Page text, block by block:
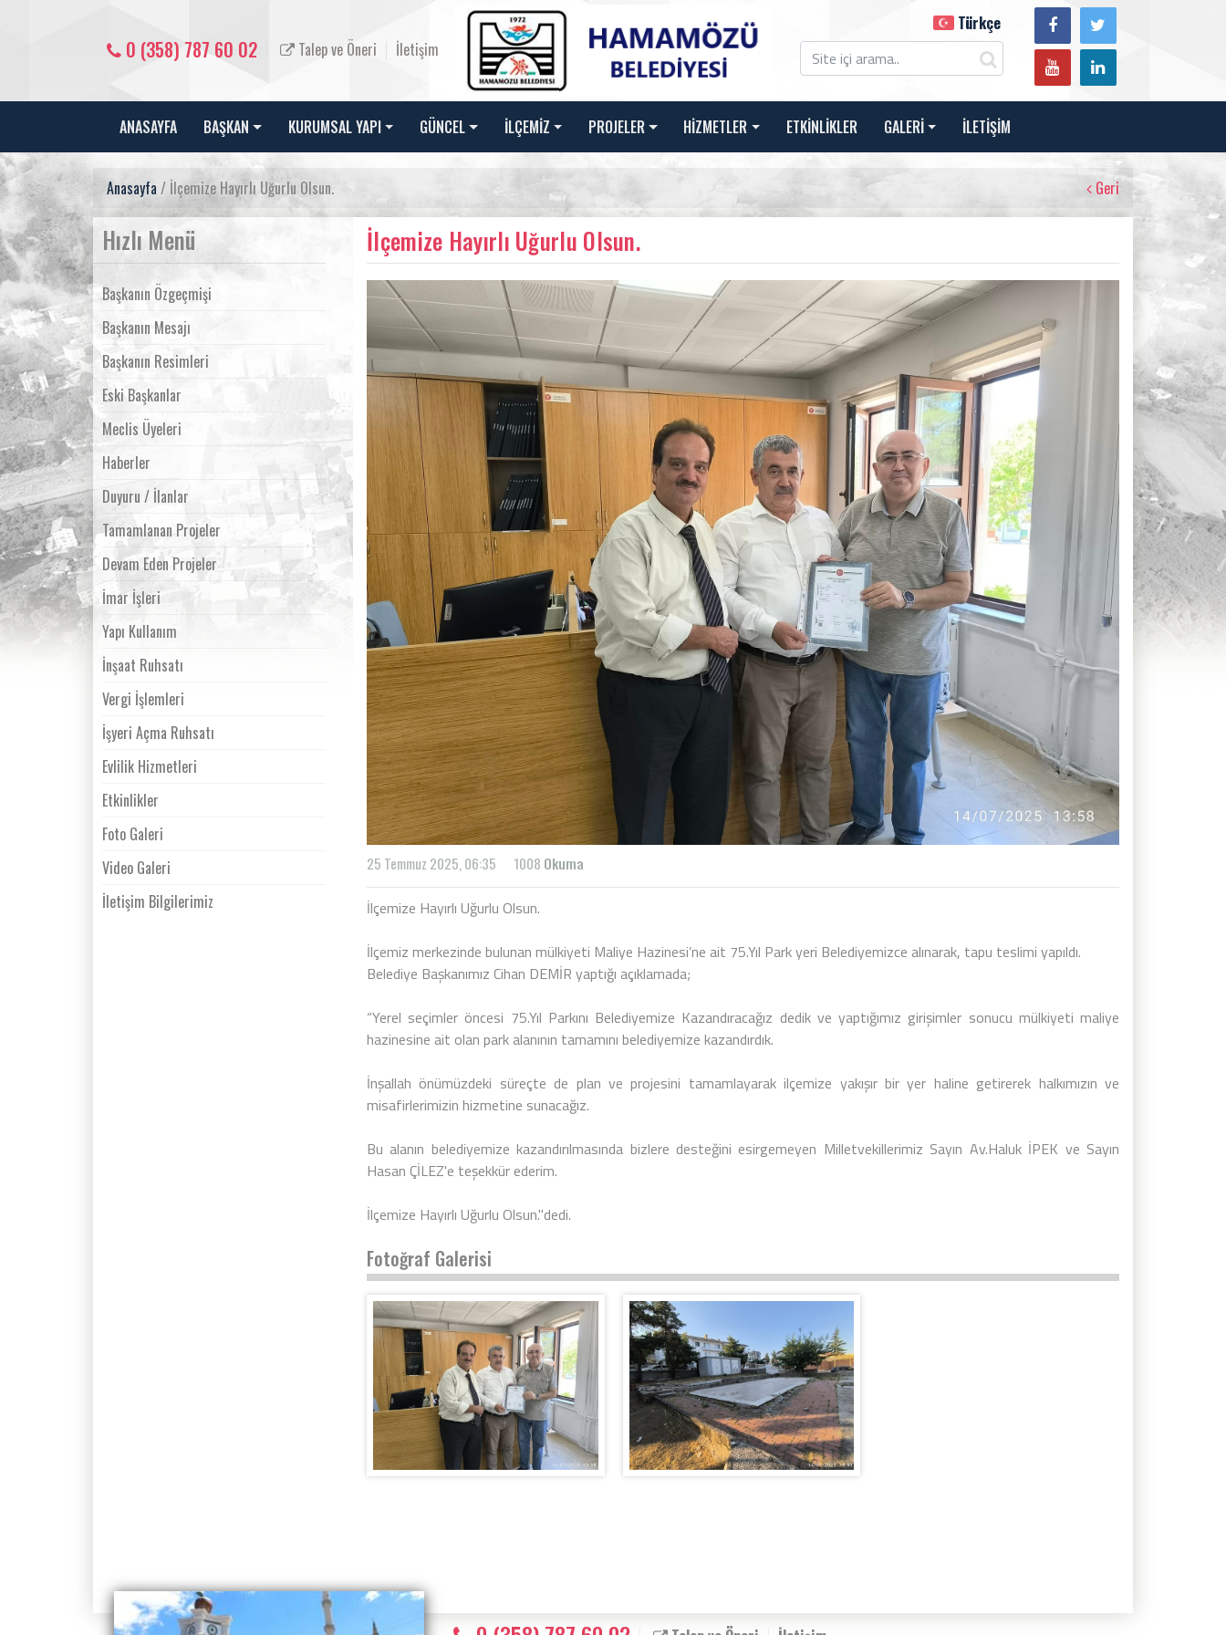
0 (358) 787 60 02 Talep ve Öneri İletişim
Türkçe
ANASAYFA BAŞKAN KURUMSAL YAPI GÜNCEL İLÇEMİZ PROJELER HİZMETLER ETKİNLİKLER GALERİ İLETİŞİM
Anasayfa / İlçemize Hayırlı Uğurlu Olsun. Geri
Hızlı Menü
Başkanın Özgeçmişi
Başkanın Mesajı
Başkanın Resimleri
Eski Başkanlar
Meclis Üyeleri
Haberler
Duyuru / İlanlar
Tamamlanan Projeler
Devam Eden Projeler
İmar İşleri
Yapı Kullanım
İnşaat Ruhsatı
Vergi İşlemleri
İşyeri Açma Ruhsatı
Evlilik Hizmetleri
Etkinlikler
Foto Galeri
Video Galeri
İletişim Bilgilerimiz
İlçemize Hayırlı Uğurlu Olsun.
25 Temmuz 2025, 06:35 1008 Okuma
İlçemize Hayırlı Uğurlu Olsun.
İlçemiz merkezinde bulunan mülkiyeti Maliye Hazinesi’ne ait 75.Yıl Park yeri Belediyemizce alınarak, tapu teslimi yapıldı.
Belediye Başkanımız Cihan DEMİR yaptığı açıklamada;
“Yerel seçimler öncesi 75.Yıl Parkını Belediyemize Kazandıracağız dedik ve yaptığımız girişimler sonucu mülkiyeti maliye
hazinesine ait olan park alanının tamamını belediyemize kazandırdık.
İnşallah önümüzdeki süreçte de plan ve projesini tamamlayarak ilçemize yakışır bir yer haline getirerek halkımızın ve
misafirlerimizin hizmetine sunacağız.
Bu alanın belediyemize kazandırılmasında bizlere desteğini esirgemeyen Milletvekillerimiz Sayın Av.Haluk İPEK ve Sayın
Hasan ÇİLEZ'e teşekkür ederim.
İlçemize Hayırlı Uğurlu Olsun."dedi.
Fotoğraf Galerisi